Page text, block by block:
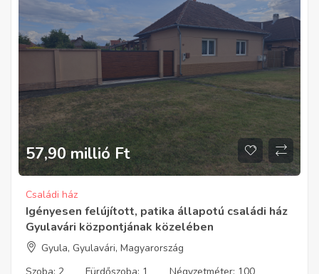
57,90 millió Ft
Családi ház
Igényesen felújított, patika állapotú családi ház
Gyulavári központjának közelében
Gyula, Gyulavári, Magyarország